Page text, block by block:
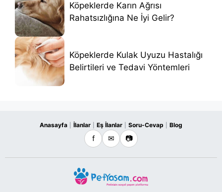
Köpeklerde Karın Ağrısı
Rahatsızlığına Ne İyi Gelir?
Köpeklerde Kulak Uyuzu Hastalığı
Belirtileri ve Tedavi Yöntemleri
Anasayfa İlanlar Eş İlanlar Soru-Cevap Blog
f ✉ 📷